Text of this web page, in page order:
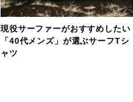
現役サーファーがおすすめしたい
「40代メンズ」が選ぶサーフTシ
ャツ